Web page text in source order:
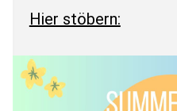
Hier stöbern: